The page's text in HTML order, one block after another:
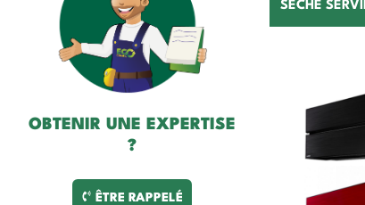
OBTENIR UNE EXPERTISE
?
ÊTRE RAPPELÉ
SÈCHE